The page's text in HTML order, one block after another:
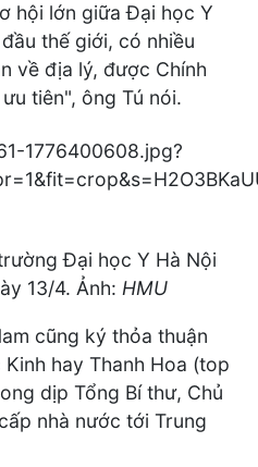
hội lớn giữa Đại học Y
thế giới, có nhiều
về địa lý, được Chính
tiên", ông Tú nói.
Đại học Y Hà Nội
13/4. Ảnh: HMU
cũng ký thỏa thuận
hay Thanh Hoa (top
dịp Tổng Bí thư, Chủ
nhà nước tới Trung